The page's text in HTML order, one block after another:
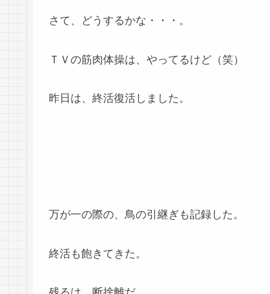
さて、どうするかな・・・。
ＴＶの筋肉体操は、やってるけど（笑）
昨日は、終活復活しました。
万が一の際の、鳥の引継ぎも記録した。
終活も飽きてきた。